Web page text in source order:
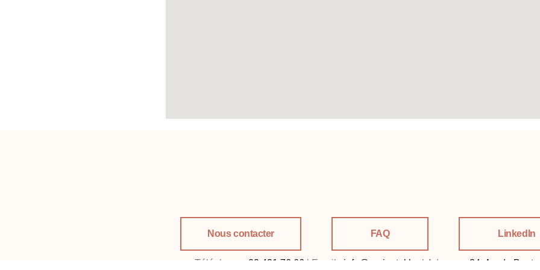
Nous contacter FAQ LinkedIn
Téléphone : 02 431 76 66 l Email : info@perinatal.be l Adresse : 34, Av. de